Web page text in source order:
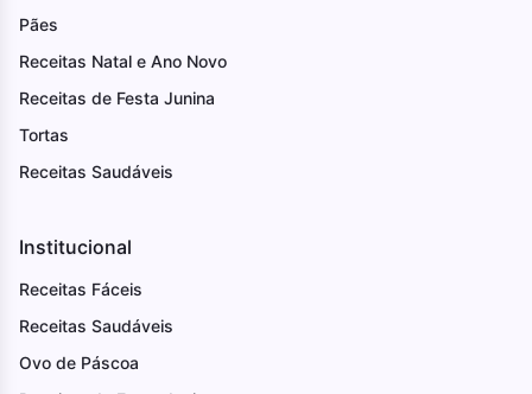
Pães
Receitas Natal e Ano Novo
Receitas de Festa Junina
Tortas
Receitas Saudáveis
Institucional
Receitas Fáceis
Receitas Saudáveis
Ovo de Páscoa